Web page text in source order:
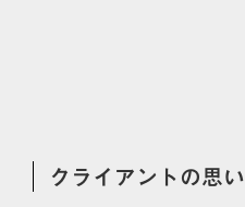
クライアントの思い